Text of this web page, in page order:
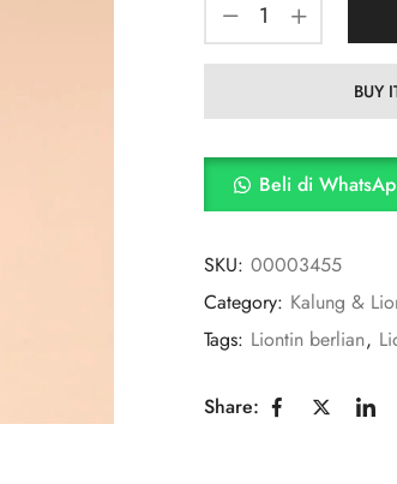
BUY
Beli di
SKU: 00003455
Category: Kalung &
Tags: Liontin berlian,
Share: